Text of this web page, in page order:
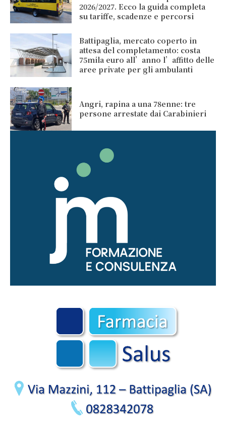
2026/2027. Ecco la guida completa
su tariffe, scadenze e percorsi
Battipaglia, mercato coperto in
attesa del completamento: costa
75mila euro all’anno l’affitto delle
aree private per gli ambulanti
Angri, rapina a una 78enne: tre
persone arrestate dai Carabinieri